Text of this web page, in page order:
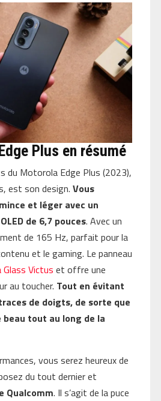
Plus en résumé
du Motorola Edge Plus (2023),
est son design. Vous
et léger avec un
de 6,7 pouces. Avec un
de 165 Hz, parfait pour la
et le gaming. Le panneau
Glass Victus et offre une
au toucher. Tout en évitant
de doigts, de sorte que
tout au long de la
vous serez heureux de
du tout dernier et
Qualcomm. Il s’agit de la puce